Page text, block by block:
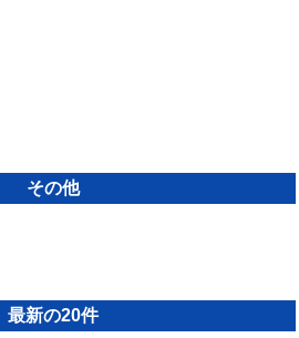
その他
最新の20件